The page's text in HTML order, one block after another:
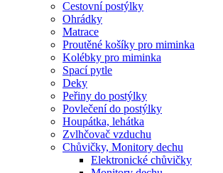
Cestovní postýlky
Ohrádky
Matrace
Proutěné košíky pro miminka
Kolébky pro miminka
Spací pytle
Deky
Peřiny do postýlky
Povlečení do postýlky
Houpátka, lehátka
Zvlhčovač vzduchu
Chůvičky, Monitory dechu
Elektronické chůvičky